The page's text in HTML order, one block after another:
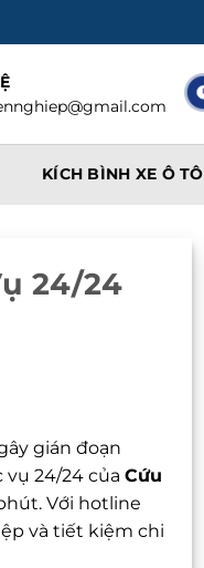
KÍCH BÌNH XE Ô TÔ
24/24
gián đoạn
vụ 24/24 của Cứu
Với hotline
và tiết kiệm chi